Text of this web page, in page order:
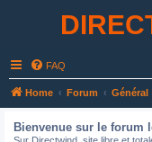
FAQ
Home Forum Général
Bienvenue sur le forum